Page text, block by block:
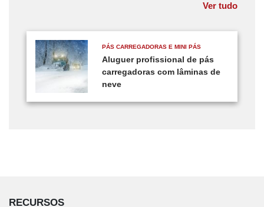
Ver tudo
PÁS CARREGADORAS E MINI PÁS
Aluguer profissional de pás
carregadoras com lâminas de
neve
RECURSOS